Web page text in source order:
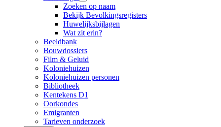
Zoeken op naam
Bekijk Bevolkingsregisters
Huwelijksbijlagen
Wat zit erin?
Beeldbank
Bouwdossiers
Film & Geluid
Koloniehuizen
Koloniehuizen personen
Bibliotheek
Kentekens D1
Oorkondes
Emigranten
Tarieven onderzoek